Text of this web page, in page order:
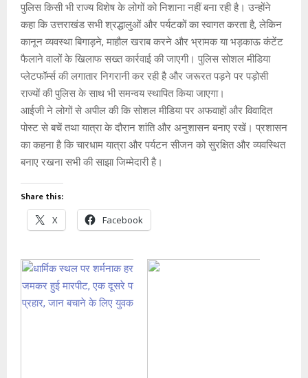
पुलिस किसी भी राज्य विशेष के लोगों को निशाना नहीं बना रही है। उन्होंने
कहा कि उत्तराखंड सभी श्रद्धालुओं और पर्यटकों का स्वागत करता है, लेकिन
कानून व्यवस्था बिगाड़ने, माहौल खराब करने और भ्रामक या भड़काऊ कंटेंट
फैलाने वालों के खिलाफ सख्त कार्रवाई की जाएगी। पुलिस सोशल मीडिया
प्लेटफॉर्म्स की लगातार निगरानी कर रही है और जरूरत पड़ने पर पड़ोसी
राज्यों की पुलिस के साथ भी समन्वय स्थापित किया जाएगा।
आईजी ने लोगों से अपील की कि सोशल मीडिया पर अफवाहों और विवादित
पोस्ट से बचें तथा यात्रा के दौरान शांति और अनुशासन बनाए रखें। प्रशासन
का कहना है कि चारधाम यात्रा और पर्यटन सीजन को सुरक्षित और व्यवस्थित
बनाए रखना सभी की साझा जिम्मेदारी है।
Share this:
X Facebook